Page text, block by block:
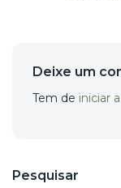
Deixe um
Tem de iniciar
Pesquisar